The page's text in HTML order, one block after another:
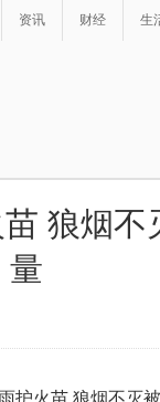
资讯 财经 生
狼烟不
量